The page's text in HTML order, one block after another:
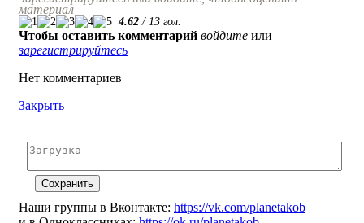
материал
4.62 / 13 гол.
Чтобы оставить комментарий войдите или
зарегистрируйтесь
Нет комментариев
Закрыть
Наши группы в Вконтакте: https://vk.com/planetakob